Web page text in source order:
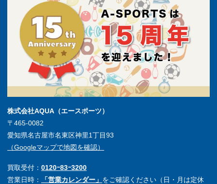
株式会社AQUA（エースポーツ）
〒465-0082
愛知県名古屋市名東区神里1丁目93
（Googleマップで地図を確認）
買取受付： 0120ｰ83ｰ3200
営業日時：
「営業カレンダー」 をご確認ください（日・月は定休